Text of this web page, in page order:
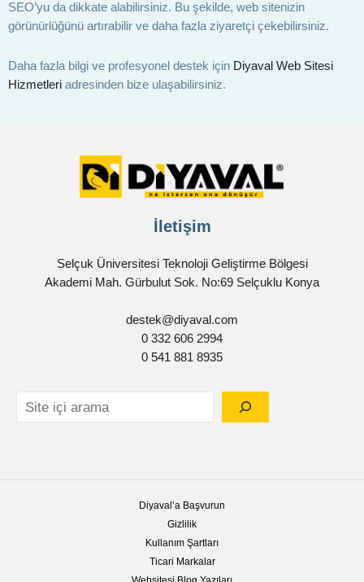
SEO’yu da dikkate alabilirsiniz. Bu şekilde, web sitenizin
görünürlüğünü artırabilir ve daha fazla ziyaretçi çekebilirsiniz.
Daha fazla bilgi ve profesyonel destek için Diyaval Web Sitesi
Hizmetleri adresinden bize ulaşabilirsiniz.
İletişim
Selçuk Üniversitesi Teknoloji Geliştirme Bölgesi
Akademi Mah. Gürbulut Sok. No:69 Selçuklu Konya
destek@diyaval.com
0 332 606 2994
0 541 881 8935
Diyaval’a Başvurun
Gizlilik
Kullanım Şartları
Ticari Markalar